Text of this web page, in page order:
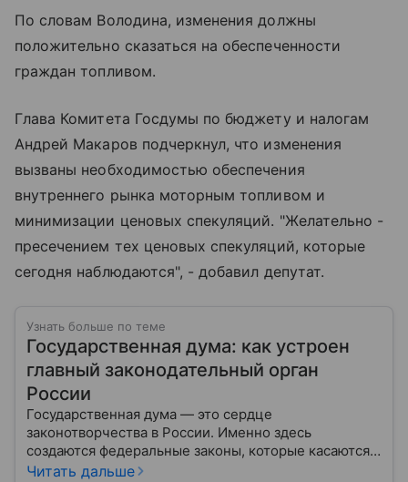
По словам Володина, изменения должны
положительно сказаться на обеспеченности
граждан топливом.
Глава Комитета Госдумы по бюджету и налогам
Андрей Макаров подчеркнул, что изменения
вызваны необходимостью обеспечения
внутреннего рынка моторным топливом и
минимизации ценовых спекуляций. "Желательно -
пресечением тех ценовых спекуляций, которые
сегодня наблюдаются", - добавил депутат.
Узнать больше по теме
Государственная дума: как устроен
главный законодательный орган
России
Государственная дума — это сердце
законотворчества в России. Именно здесь
создаются федеральные законы, которые касаются
жизни каждого гражданина: от образования и
Читать дальше